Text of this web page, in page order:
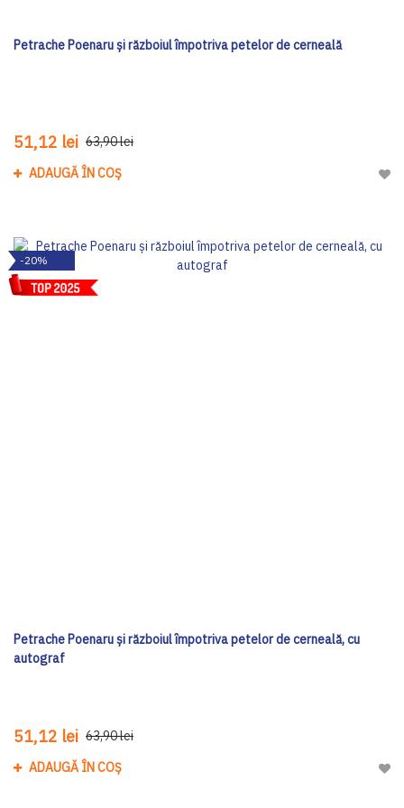
Petrache Poenaru și războiul împotriva petelor de cerneală
51,12 lei 63,90 lei
ADAUGĂ ÎN COȘ
-20%
Petrache Poenaru și războiul împotriva petelor de cerneală, cu
autograf
51,12 lei 63,90 lei
ADAUGĂ ÎN COȘ